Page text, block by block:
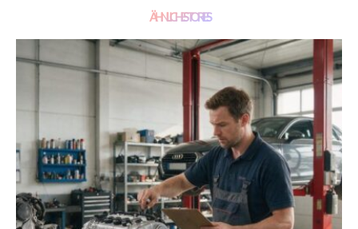
ÄHNLICHE STORIES